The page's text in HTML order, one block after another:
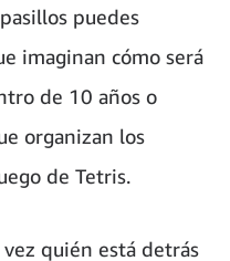
puedes
imaginan cómo será
de 10 años o
organizan los
de Tetris.
vez quién está detrás